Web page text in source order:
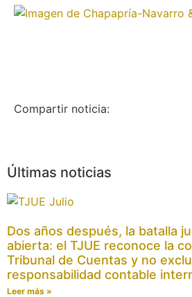
Compartir noticia:
Últimas noticias
Dos años después, la batalla
abierta: el TJUE reconoce la
Tribunal de Cuentas y no
responsabilidad contable
Leer más »